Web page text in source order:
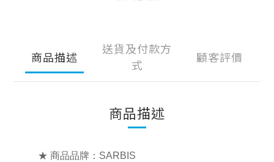
商品描述
送貨及付款方
式
顧客評價
商品描述
★ 商品品牌：SARBIS